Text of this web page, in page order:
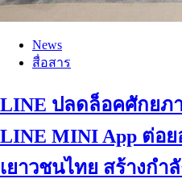
News
สื่อสาร
LINE ปลดล็อคศักย
LINE MINI App ต่อ
เยาวชนไทย สร้างกำ